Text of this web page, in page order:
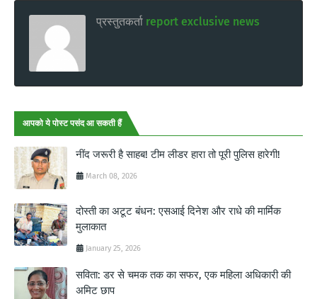
प्रस्तुतकर्ता report exclusive news
आपको ये पोस्ट पसंद आ सकती हैं
नींद जरूरी है साहब! टीम लीडर हारा तो पूरी पुलिस हारेगी!
March 08, 2026
दोस्ती का अटूट बंधन: एसआई दिनेश और राधे की मार्मिक
मुलाकात
January 25, 2026
सविता: डर से चमक तक का सफर, एक महिला अधिकारी की
अमिट छाप